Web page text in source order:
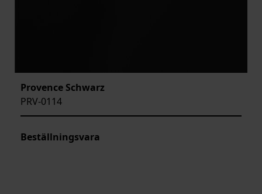
Provence Schwarz
PRV-0114
Beställningsvara